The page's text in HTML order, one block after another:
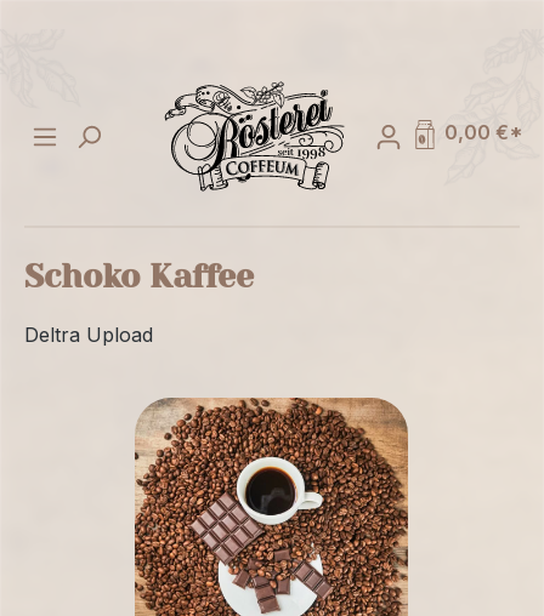
0,00 €*
Schoko Kaffee
Deltra Upload